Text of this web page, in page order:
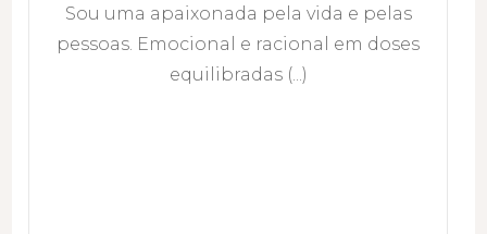
Sou uma apaixonada pela vida e pelas
pessoas. Emocional e racional em doses
equilibradas (...)